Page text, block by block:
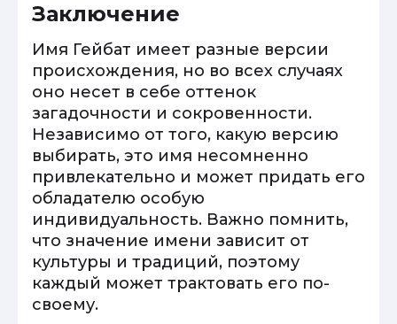
Заключение
Имя Гейбат имеет разные версии
происхождения, но во всех случаях
оно несет в себе оттенок
загадочности и сокровенности.
Независимо от того, какую версию
выбирать, это имя несомненно
привлекательно и может придать его
обладателю особую
индивидуальность. Важно помнить,
что значение имени зависит от
культуры и традиций, поэтому
каждый может трактовать его по-
своему.